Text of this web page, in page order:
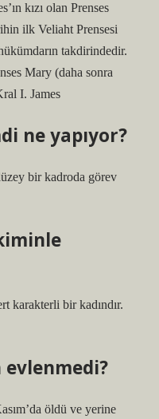
kızı olan Prenses
ilk Veliaht Prensesi
takdirindedir.
Mary (daha sonra
I. James
ne yapıyor?
bir kadroda görev
karakterli bir kadındır.
evlenmedi?
öldü ve yerine